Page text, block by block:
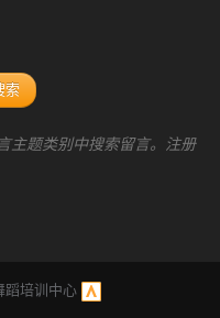
索
主题类别中搜索留言。注册
蹈培训中心